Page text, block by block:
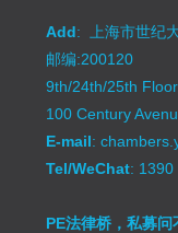
Add: 上海市世纪
邮编:200120
9th/24th/25th
100 Century
E-mail:
Tel/WeChat: 1390
PE法律桥，私募问